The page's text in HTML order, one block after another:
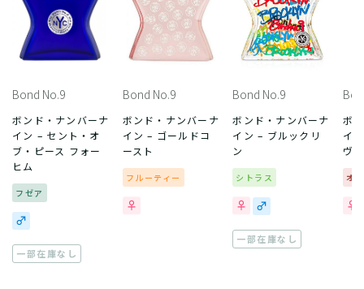
Bond No.9
ボンド・ナンバーナ
イン – セント・オ
ブ・ピース フォー
ヒム
フゼア
一部在庫なし
Bond No.9
ボンド・ナンバーナ
イン – ゴールドコ
ースト
フルーティー
Bond No.9
ボンド・ナンバーナ
イン – ブルックリ
ン
シトラス
一部在庫なし
ボ
イ
ヴ
オ